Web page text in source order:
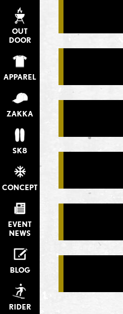
OUT
DOOR
APPAREL
ZAKKA
SK8
CONCEPT
EVENT
NEWS
BLOG
RIDER